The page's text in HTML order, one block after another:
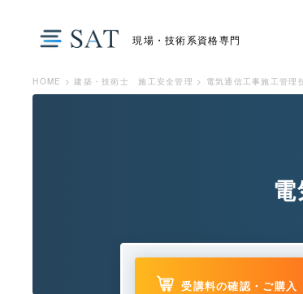
現場・技術系資格専門
HOME > 建築・技術士 施工安全管理 > 電気通信工事施工管理
受講料の確認・ご購入